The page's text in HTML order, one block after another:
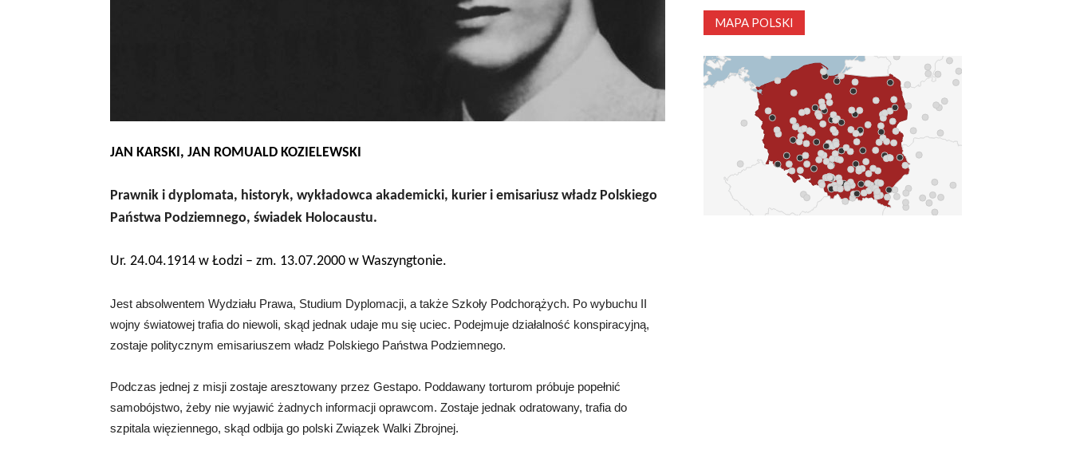
JAN KARSKI, JAN ROMUALD KOZIELEWSKI
Prawnik i dyplomata, historyk, wykładowca akademicki, kurier i emisariusz władz Polskiego
Państwa Podziemnego, świadek Holocaustu.
Ur. 24.04.1914 w Łodzi – zm. 13.07.2000 w Waszyngtonie.
Jest absolwentem Wydziału Prawa, Studium Dyplomacji, a także Szkoły Podchorążych. Po wybuchu II
wojny światowej trafia do niewoli, skąd jednak udaje mu się uciec. Podejmuje działalność konspiracyjną,
zostaje politycznym emisariuszem władz Polskiego Państwa Podziemnego.
Podczas jednej z misji zostaje aresztowany przez Gestapo. Poddawany torturom próbuje popełnić
samobójstwo, żeby nie wyjawić żadnych informacji oprawcom. Zostaje jednak odratowany, trafia do
szpitala więziennego, skąd odbija go polski Związek Walki Zbrojnej.
MAPA POLSKI